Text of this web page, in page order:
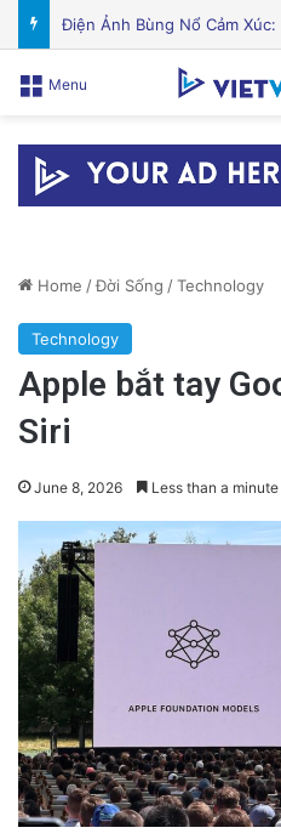
Menu
Home /Đời Sống /Technology
Technology
Apple bắt tay
Siri
June 8, 2026 Less than a minute